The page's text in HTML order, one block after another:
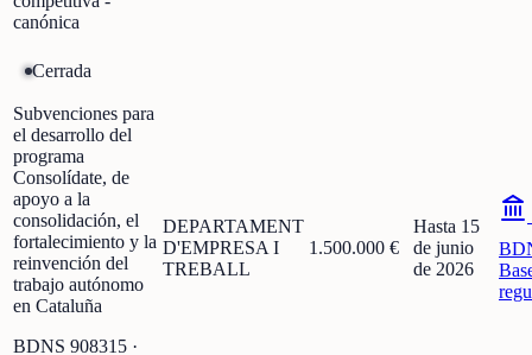
canónica
Cerrada
Subvenciones para
el desarrollo del
programa
Consolídate, de
apoyo a la
consolidación, el
fortalecimiento y la
reinvención del
trabajo autónomo
en Cataluña
BDNS 908315 ·
DEPARTAMENT
D'EMPRESA I
TREBALL
1.500.000 €
Hasta 15
de junio
de 2026